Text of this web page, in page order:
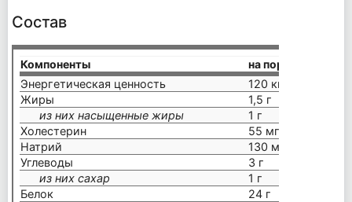
Состав
Компоненты
на порцию (31 г)
Энергетическая ценность
120 ккал
Жиры
1,5 г
из них насыщенные жиры
1 г
Холестерин
55 мг
Натрий
130 мг
Углеводы
3 г
из них сахар
1 г
Белок
24 г